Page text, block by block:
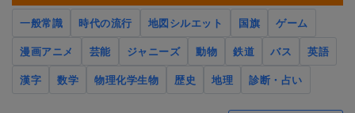
一般常識 時代の流行 地図シルエット 国旗
ゲーム
漫画アニメ
芸能 ジャニーズ 動物 鉄道 バス
英語
漢字
数学 物理化学生物 歴史 地理 診断・占い